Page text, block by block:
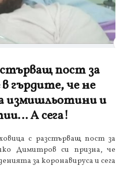
пост за
в гърдите, че не
измишльотини и
А сега!
с разстърващ пост за
Димитров си призна, че
за коронавируса и сега